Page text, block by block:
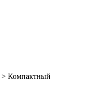
> Компактный